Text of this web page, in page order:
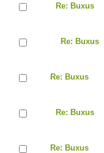
Re: Buxus
Re: Buxus
Re: Buxus
Re: Buxus
Re: Buxus